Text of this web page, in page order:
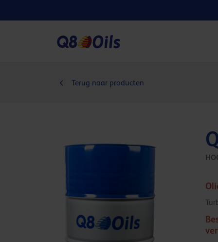
Terug naar producten